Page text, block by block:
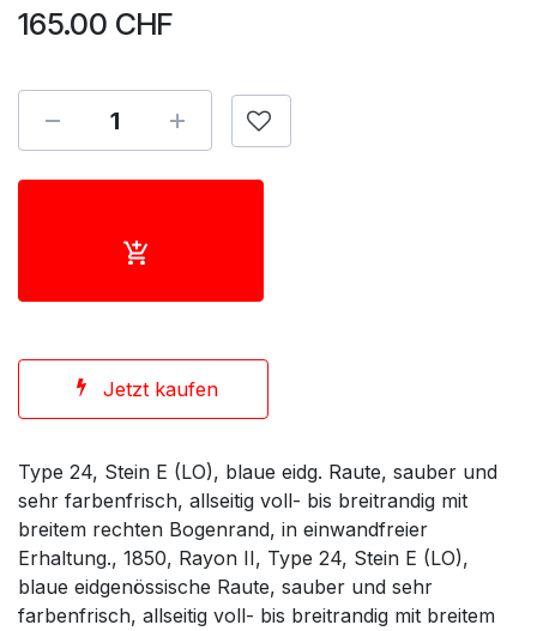
165.00 CHF
Jetzt kaufen
Type 24, Stein E (LO), blaue eidg. Raute, sauber und
sehr farbenfrisch, allseitig voll- bis breitrandig mit
breitem rechten Bogenrand, in einwandfreier
Erhaltung., 1850, Rayon II, Type 24, Stein E (LO),
blaue eidgenössische Raute, sauber und sehr
farbenfrisch, allseitig voll- bis breitrandig mit breitem